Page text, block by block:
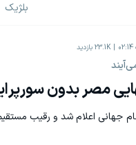
بلژیک
23.1K بازدید
مصر بدون
جهانی اعلام شد و رقیب